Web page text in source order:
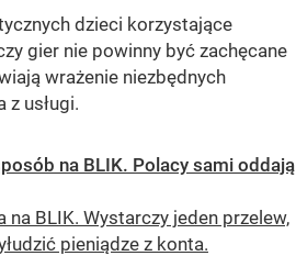
dzieci korzystające
gier nie powinny być zachęcane
wrażenie niezbędnych
usługi.
na BLIK. Polacy sami oddają
BLIK. Wystarczy jeden przelew,
pieniądze z konta.